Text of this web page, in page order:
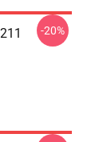
-20%